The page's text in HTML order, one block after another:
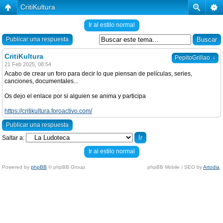
CritiKultura
Ir al estilo normal
Publicar una respuesta
PepitoGrillao ↓
CritiKultura
21 Feb 2025, 08:54
Acabo de crear un foro para decir lo que piensan de películas, series,
canciones, documentales...
Os dejo el enlace por si alguien se anima y participa
https://critikultura.foroactivo.com/
Publicar una respuesta
Saltar a:
Ir al estilo normal
Powered by phpBB © phpBB Group. phpBB Mobile / SEO byArtodia